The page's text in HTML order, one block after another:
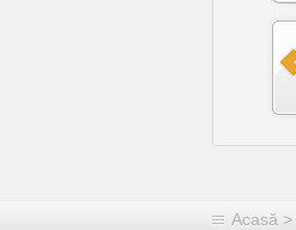
Acasă >